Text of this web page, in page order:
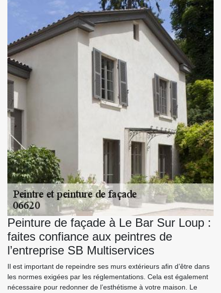
Peinture de façade à Le Bar Sur Loup :
faites confiance aux peintres de
l’entreprise SB Multiservices
Il est important de repeindre ses murs extérieurs afin d’être dans
les normes exigées par les réglementations. Cela est également
nécessaire pour redonner de l’esthétisme à votre maison. Le